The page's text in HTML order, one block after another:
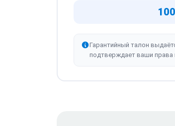
Гарантийный талон
подтверждает ваши права